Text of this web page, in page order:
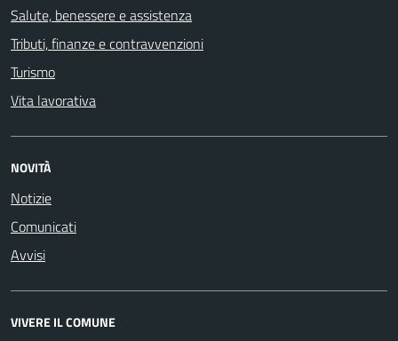
Salute, benessere e assistenza
Tributi, finanze e contravvenzioni
Turismo
Vita lavorativa
NOVITÀ
Notizie
Comunicati
Avvisi
VIVERE IL COMUNE